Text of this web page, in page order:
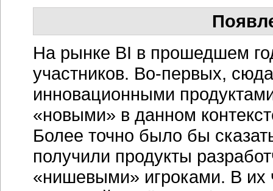
На рынке BI в прошедшем
участников. Во-первых,
инновационными
«новыми» в данном
Более точно было бы
получили продукты
«нишевыми» игроками. В их